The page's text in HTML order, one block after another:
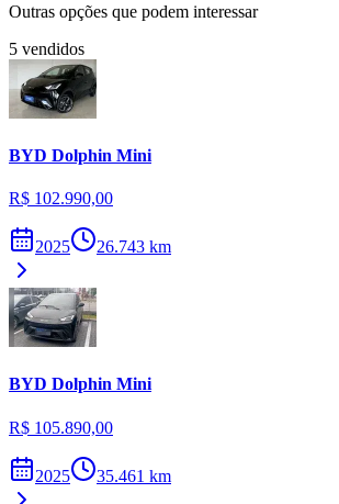
Outras opções que podem interessar
5 vendidos
BYD Dolphin Mini
R$ 102.990,00
2025 26.743 km
BYD Dolphin Mini
R$ 105.890,00
2025 35.461 km